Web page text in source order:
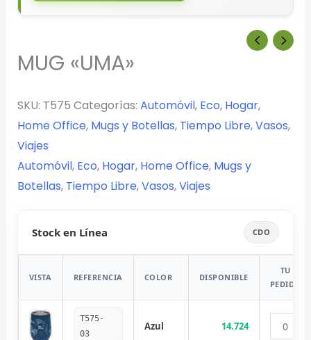
MUG «UMA»
SKU: T575 Categorías: Automóvil, Eco, Hogar,
Home Office, Mugs y Botellas, Tiempo Libre,Vasos,
Viajes
Automóvil, Eco, Hogar, Home Office, Mugs y
Botellas, Tiempo Libre,Vasos,Viajes
Stock en Línea CDO
VISTA REFERENCIA COLOR DISPONIBLE
TU
PEDIDO
T575-
03
Azul 14.724